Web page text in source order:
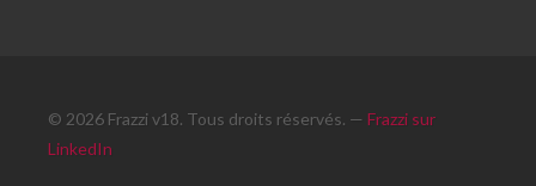
© 2026 Frazzi v18. Tous droits réservés. — Frazzi sur
LinkedIn